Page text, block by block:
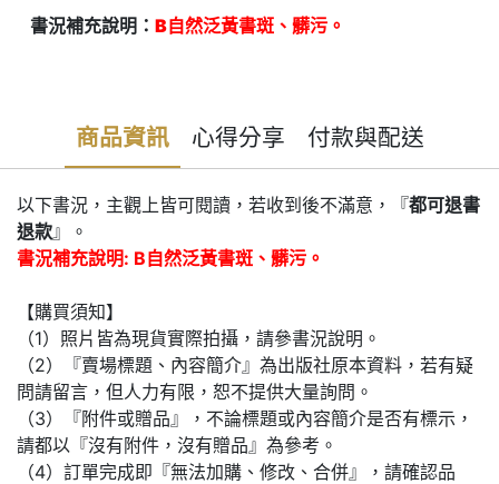
書況補充說明： B自然泛黃書斑、髒污。
商品資訊 心得分享 付款與配送
以下書況，主觀上皆可閱讀，若收到後不滿意，『都可退書
退款』。
書況補充說明: B自然泛黃書斑、髒污。
【購買須知】
（1）照片皆為現貨實際拍攝，請參書況說明。
（2）『賣場標題、內容簡介』為出版社原本資料，若有疑
問請留言，但人力有限，恕不提供大量詢問。
（3）『附件或贈品』，不論標題或內容簡介是否有標示，
請都以『沒有附件，沒有贈品』為參考。
（4）訂單完成即『無法加購、修改、合併』，請確認品